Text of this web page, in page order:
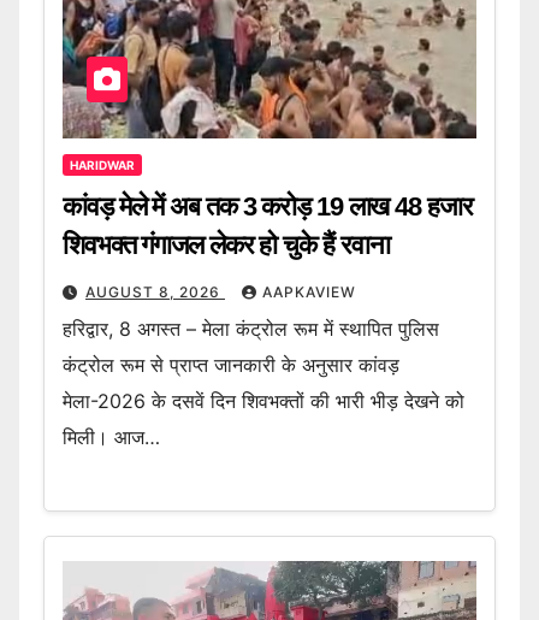
HARIDWAR
कांवड़ मेले में अब तक 3 करोड़ 19 लाख 48 हजार
शिवभक्त गंगाजल लेकर हो चुके हैं रवाना
AUGUST 8, 2026 AAPKAVIEW
हरिद्वार, 8 अगस्त – मेला कंट्रोल रूम में स्थापित पुलिस
कंट्रोल रूम से प्राप्त जानकारी के अनुसार कांवड़
मेला-2026 के दसवें दिन शिवभक्तों की भारी भीड़ देखने को
मिली। आज…